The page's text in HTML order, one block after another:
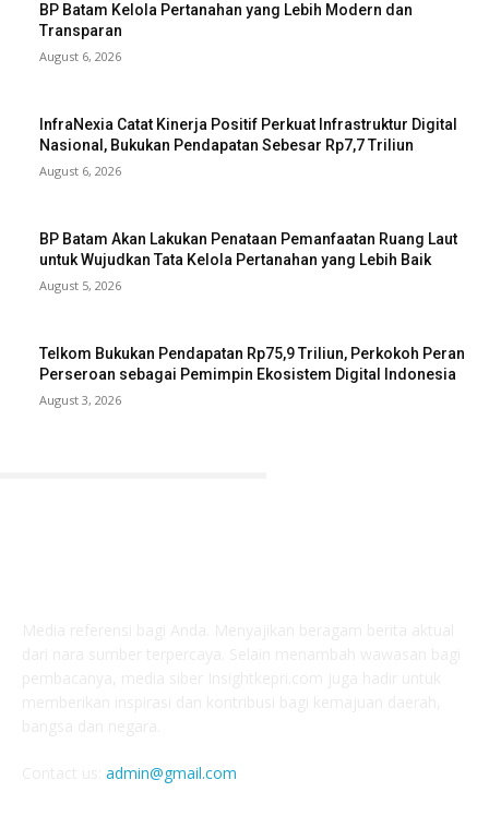
BP Batam Kelola Pertanahan yang Lebih Modern dan
Transparan
August 6, 2026
InfraNexia Catat Kinerja Positif Perkuat Infrastruktur Digital
Nasional, Bukukan Pendapatan Sebesar Rp7,7 Triliun
August 6, 2026
BP Batam Akan Lakukan Penataan Pemanfaatan Ruang Laut
untuk Wujudkan Tata Kelola Pertanahan yang Lebih Baik
August 5, 2026
Telkom Bukukan Pendapatan Rp75,9 Triliun, Perkokoh Peran
Perseroan sebagai Pemimpin Ekosistem Digital Indonesia
August 3, 2026
admin@gmail.com